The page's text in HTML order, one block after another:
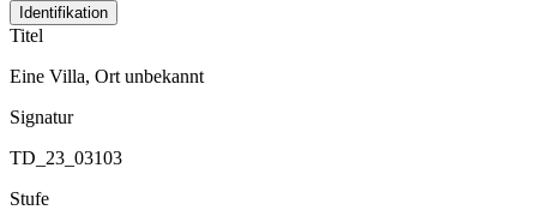
Identifikation
Titel
Eine Villa, Ort unbekannt
Signatur
TD_23_03103
Stufe